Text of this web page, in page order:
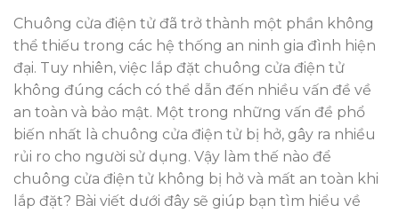
Chuông cửa điện tử đã trở thành một phần không
thể thiếu trong các hệ thống an ninh gia đình hiện
đại. Tuy nhiên, việc lắp đặt chuông cửa điện tử
không đúng cách có thể dẫn đến nhiều vấn đề về
an toàn và bảo mật. Một trong những vấn đề phổ
biến nhất là chuông cửa điện tử bị hở, gây ra nhiều
rủi ro cho người sử dụng. Vậy làm thế nào để
chuông cửa điện tử không bị hở và mất an toàn khi
lắp đặt? Bài viết dưới đây sẽ giúp bạn tìm hiểu về